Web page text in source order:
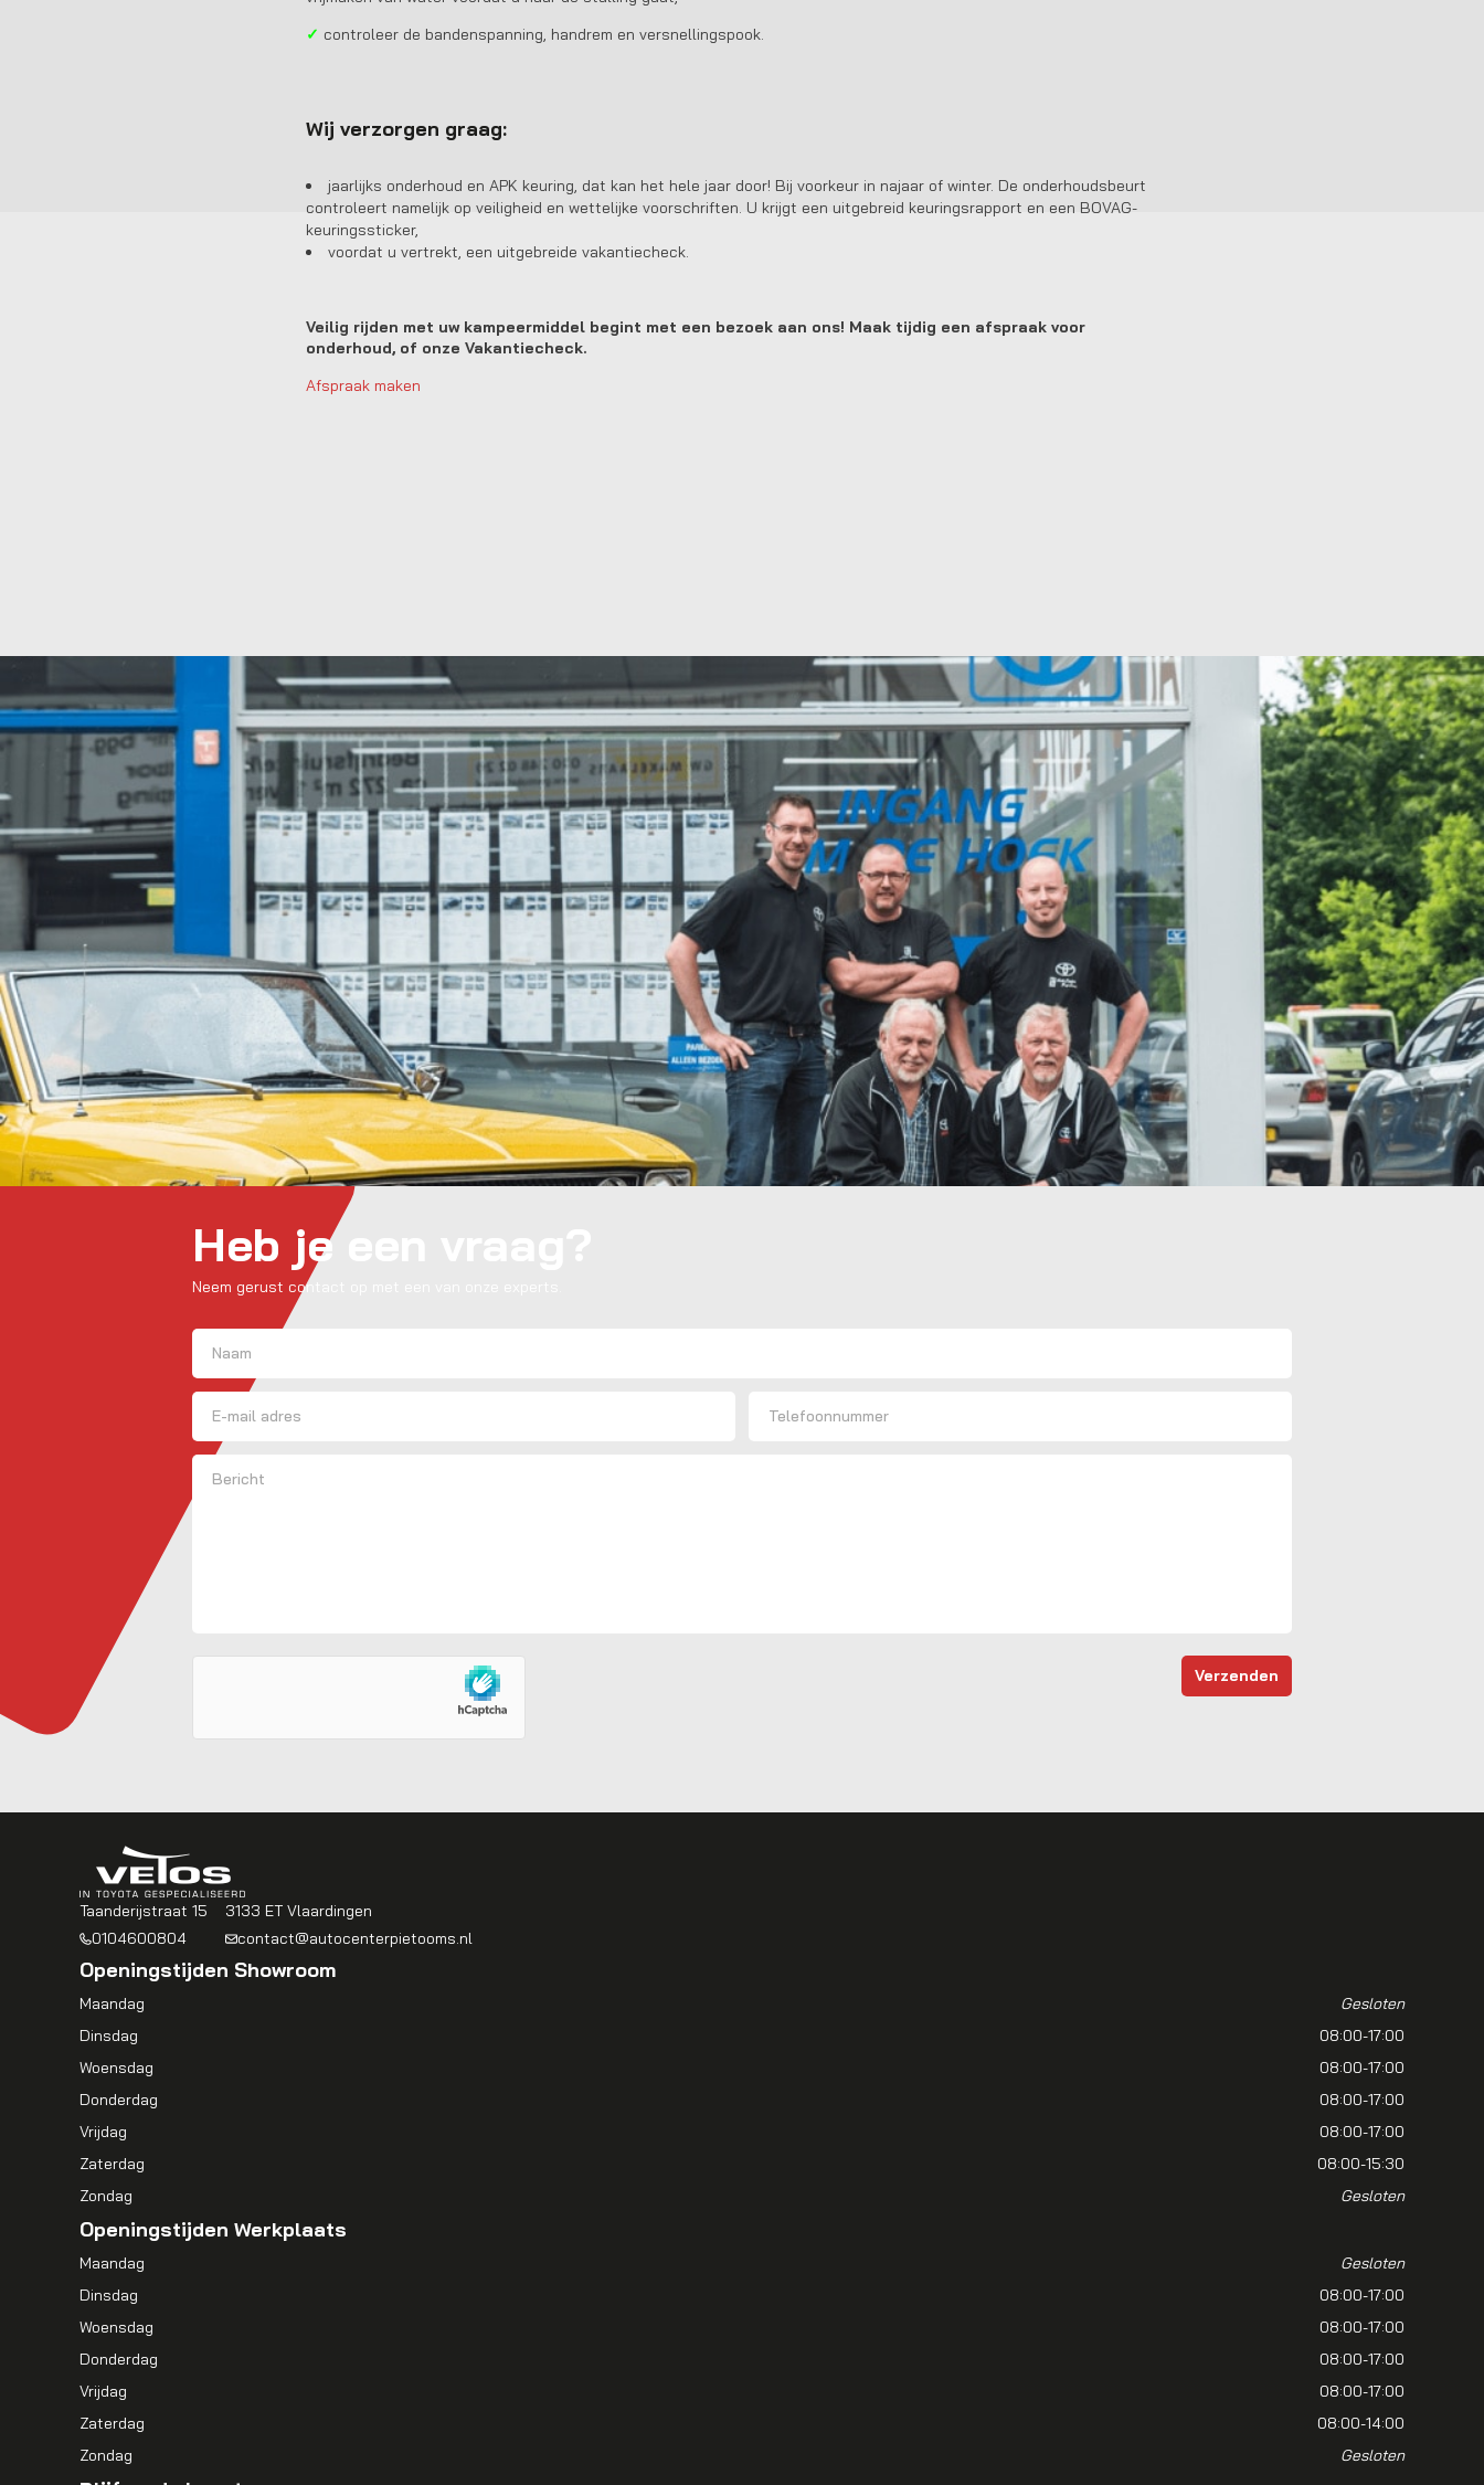
✓ controleer de bandenspanning, handrem en versnellingspook.
Wij verzorgen graag:
jaarlijks onderhoud en APK keuring, dat kan het hele jaar door! Bij voorkeur in najaar of winter. De onderhoudsbeurt
controleert namelijk op veiligheid en wettelijke voorschriften. U krijgt een uitgebreid keuringsrapport en een BOVAG-
keuringssticker,
voordat u vertrekt, een uitgebreide vakantiecheck.
Veilig rijden met uw kampeermiddel begint met een bezoek aan ons! Maak tijdig een afspraak voor
onderhoud, of onze Vakantiecheck.
Afspraak maken
Heb je een vraag?
Neem gerust contact op met een van onze experts.
Naam
Voornaam
E-mailadres
Bericht
Taanderijstraat 15
3133 ET Vlaardingen
0104600804
contact@autocenterpietooms.nl
Openingstijden Showroom
Maandag
Gesloten
Dinsdag
08:00-17:00
Woensdag
08:00-17:00
Donderdag
08:00-17:00
Vrijdag
08:00-17:00
Zaterdag
08:00-15:30
Zondag
Gesloten
Openingstijden Werkplaats
Maandag
Gesloten
Dinsdag
08:00-17:00
Woensdag
08:00-17:00
Donderdag
08:00-17:00
Vrijdag
08:00-17:00
Zaterdag
08:00-14:00
Zondag
Gesloten